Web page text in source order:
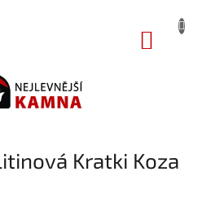
Kratki Koza